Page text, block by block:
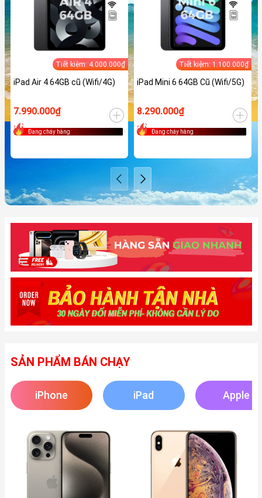
Tiết kiệm: 4.000.000₫
iPad Air 4 64GB cũ (Wifi/4G)
7.990.000₫
Đang cháy hàng
Tiết kiệm: 1.100.000₫
iPad Mini 6 64GB Cũ (Wifi/5G)
8.290.000₫
Đang cháy hàng
SẢN PHẨM BÁN CHẠY
iPhone iPad Apple